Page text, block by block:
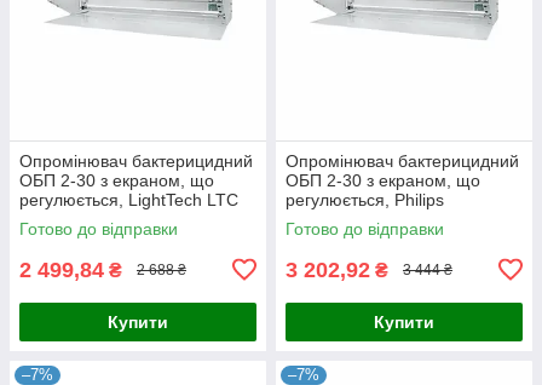
Опромінювач бактерицидний
ОБП 2-30 з екраном, що
регулюється, LightTech LTC
30 T8
Готово до відправки
2 499,84 ₴ 2 688 ₴
Купити
Опромінювач бактерицидний
ОБП 2-30 з екраном, що
регулюється, Philips
Готово до відправки
3 202,92 ₴ 3 444 ₴
Купити
–7% –7%